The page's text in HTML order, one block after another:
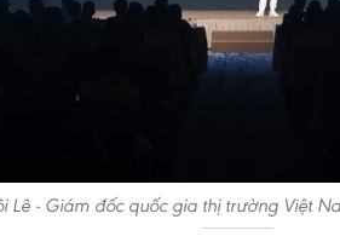
Lê - Giám đốc quốc gia thị trường Việt